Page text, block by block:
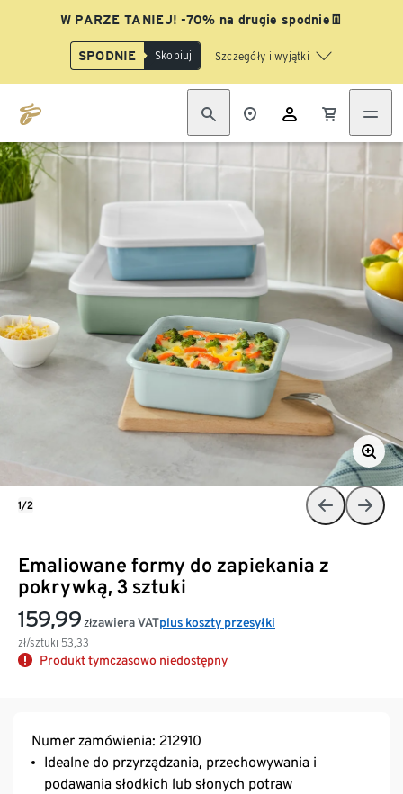
W PARZE TANIEJ! -70% na drugie spodnie👖
SPODNIE Skopiuj Szczegóły i wyjątki
Emaliowane formy do zapiekania z
pokrywką, 3 sztuki
159,99 zł
zł/sztuki 53,33
zawiera VATplus koszty przesyłki
Produkt tymczasowo niedostępny
1/2
Numer zamówienia: 212910
Idealne do przyrządzania, przechowywania i
podawania słodkich lub słonych potraw